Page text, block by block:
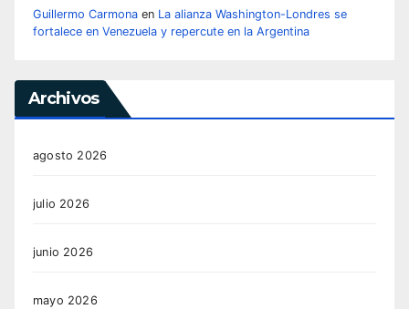
Guillermo Carmona en La alianza Washington-Londres se
fortalece en Venezuela y repercute en la Argentina
Archivos
agosto 2026
julio 2026
junio 2026
mayo 2026